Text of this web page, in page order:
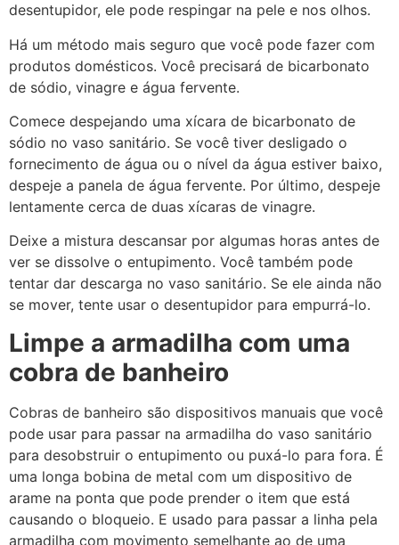
desentupidor, ele pode respingar na pele e nos olhos.
Há um método mais seguro que você pode fazer com
produtos domésticos. Você precisará de bicarbonato
de sódio, vinagre e água fervente.
Comece despejando uma xícara de bicarbonato de
sódio no vaso sanitário. Se você tiver desligado o
fornecimento de água ou o nível da água estiver baixo,
despeje a panela de água fervente. Por último, despeje
lentamente cerca de duas xícaras de vinagre.
Deixe a mistura descansar por algumas horas antes de
ver se dissolve o entupimento. Você também pode
tentar dar descarga no vaso sanitário. Se ele ainda não
se mover, tente usar o desentupidor para empurrá-lo.
Limpe a armadilha com uma
cobra de banheiro
Cobras de banheiro são dispositivos manuais que você
pode usar para passar na armadilha do vaso sanitário
para desobstruir o entupimento ou puxá-lo para fora. É
uma longa bobina de metal com um dispositivo de
arame na ponta que pode prender o item que está
causando o bloqueio. E usado para passar a linha pela
armadilha com movimento semelhante ao de uma